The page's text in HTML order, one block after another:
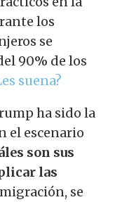
los
se
90% de los
suena?
ha sido la
el escenario
son sus
las
se